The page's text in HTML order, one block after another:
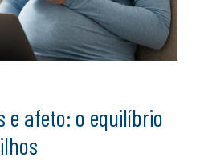
e afeto: o equilíbrio